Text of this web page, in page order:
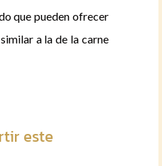
que pueden ofrecer
a la de la carne
este